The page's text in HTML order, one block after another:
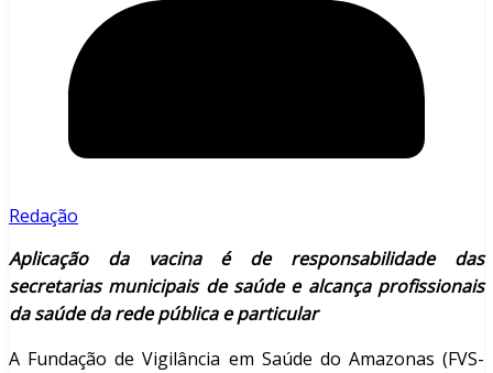
Redação
Aplicação da vacina é de responsabilidade das
secretarias municipais de saúde e alcança profissionais
da saúde da rede pública e particular
A Fundação de Vigilância em Saúde do Amazonas (FVS-